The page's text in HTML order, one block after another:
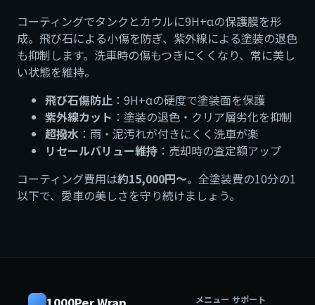
コーティングでタンクとカウルに9H+αの保護膜を形
成。飛び石による小傷を防ぎ、紫外線による塗装の退色
も抑制します。洗車時の傷もつきにくくなり、常に美し
い状態を維持。
飛び石傷防止 ：9H+αの硬度で塗装面を保護
紫外線カット ：塗装の退色・クリア層劣化を抑制
超撥水 ：雨・泥汚れが付きにくく洗車が楽
リセールバリュー維持 ：売却時の査定額アップ
コーティング費用は約15,000円〜。全塗装費の10分の1
以下で、愛車の美しさを守り続けましょう。
メニュー サポート